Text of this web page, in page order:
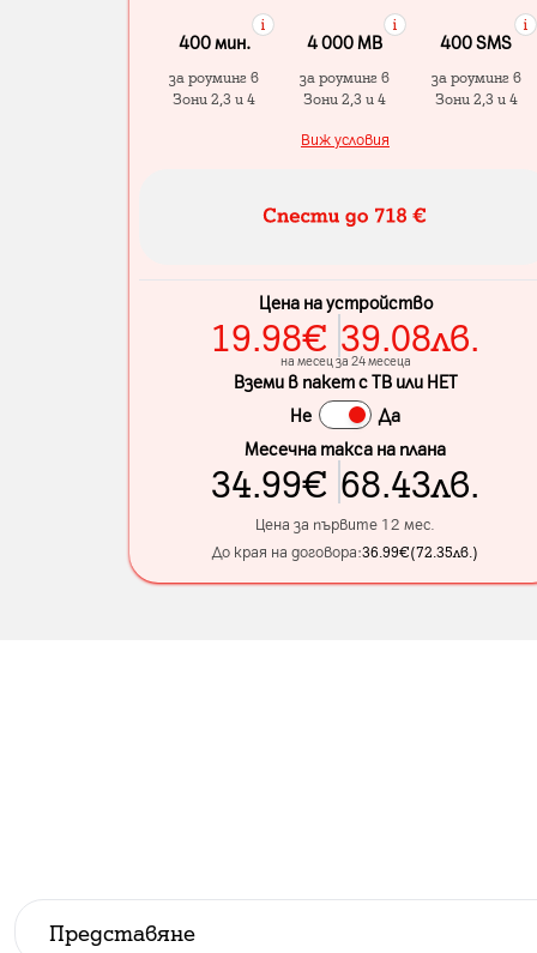
400 мин.
за роуминг в
Зони 2,3 и 4
4 000 МB
за роуминг в
Зони 2,3 и 4
400 SMS
за роуминг в
Зони 2,3 и 4
Виж условия
Цена на устройство
19.98€ 39.08лв.
на месец за 24 месеца
Вземи в пакет с ТВ или НЕТ
Не
Да
Месечна такса на плана
34.99€ 68.43лв.
Цена за първите 12 мес.
До края на договора:36.99€(72.35лв.)
Представяне